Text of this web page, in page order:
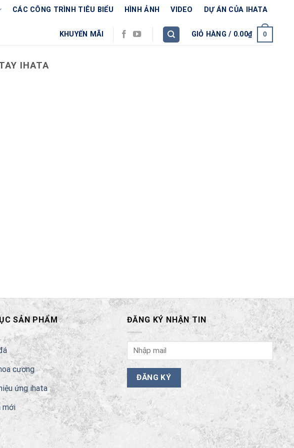
CÁC CÔNG TRÌNH TIÊU BIỂU HÌNH ẢNH VIDEO DỰ ÁN CỦA IHATA
KHUYẾN MÃI GIỎ HÀNG / 0.00₫ 0
IHATA
SẢN PHẨM
cương
ứng ihata
mới
ĐĂNG KÝ NHẬN TIN